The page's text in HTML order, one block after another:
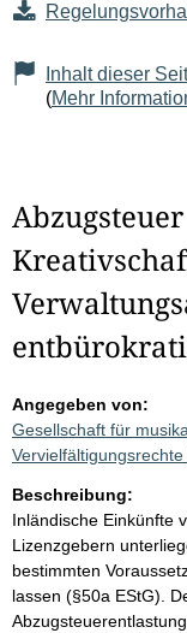
Inhalt dieser
(Mehr
Abzugsteuer
Angegeben von:
Gesellschaft für
Beschreibung:
Inländische Einkünfte
Lizenzgebern
bestimmten
lassen (§50a EStG).